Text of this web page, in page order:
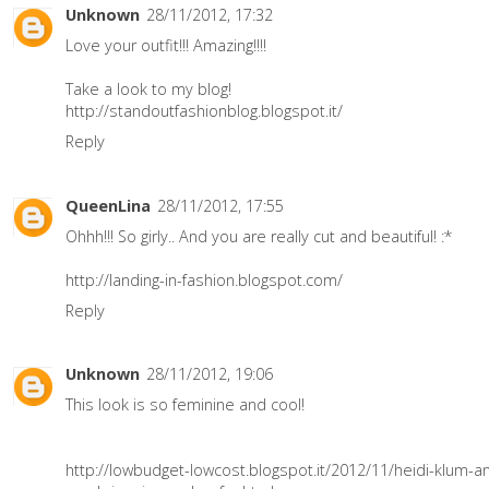
Unknown 28/11/2012, 17:32
Love your outfit!!! Amazing!!!!
Take a look to my blog!
http://standoutfashionblog.blogspot.it/
Reply
QueenLina 28/11/2012, 17:55
Ohhh!!! So girly.. And you are really cut and beautiful! :*
http://landing-in-fashion.blogspot.com/
Reply
Unknown 28/11/2012, 19:06
This look is so feminine and cool!
http://lowbudget-lowcost.blogspot.it/2012/11/heidi-klum-